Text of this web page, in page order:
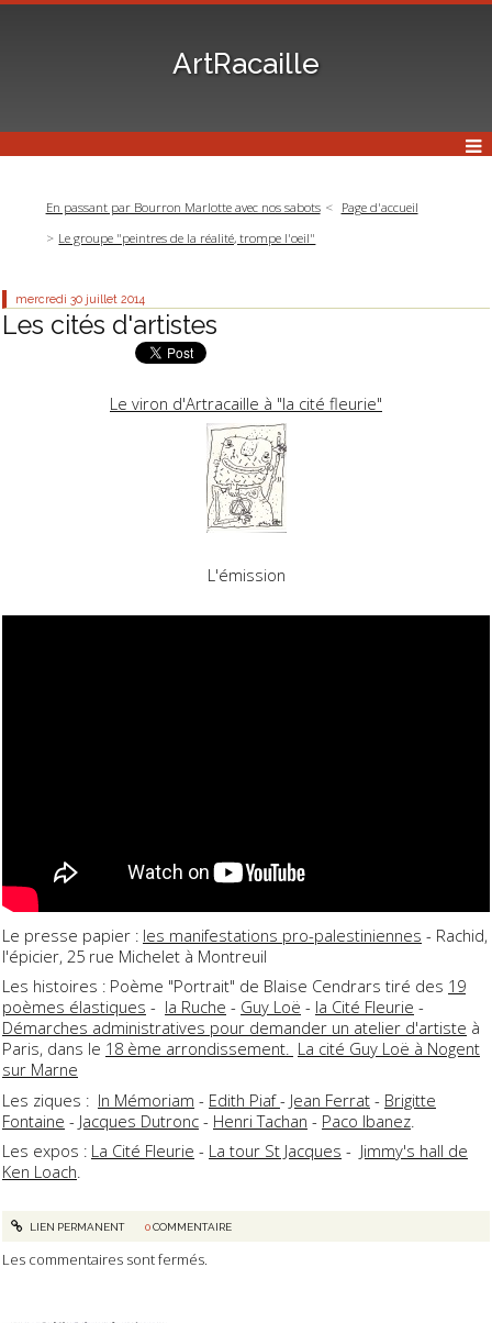
ArtRacaille
En passant par Bourron Marlotte avec nos sabots
Page d'accueil
Le groupe "peintres de la réalité, trompe l'oeil"
mercredi 30 juillet 2014
Les cités d'artistes
Le viron d'Artracaille à "la cité fleurie"
L'émission
Le presse papier : les manifestations pro-palestiniennes - Rachid,
l'épicier, 25 rue Michelet à Montreuil
Les histoires : Poème "Portrait" de Blaise Cendrars tiré des 19
poèmes élastiques - la Ruche - Guy Loë - la Cité Fleurie -
Démarches administratives pour demander un atelier d'artiste à
Paris, dans le 18 ème arrondissement. La cité Guy Loë à Nogent
sur Marne
Les ziques : In Mémoriam - Edith Piaf- Jean Ferrat - Brigitte
Fontaine - Jacques Dutronc - Henri Tachan - Paco Ibanez
Les expos : La Cité Fleurie - La tour St Jacques - Jimmy's hall de
Ken Loach
LIEN PERMANENT 0COMMENTAIRE
Les commentaires sont fermés.